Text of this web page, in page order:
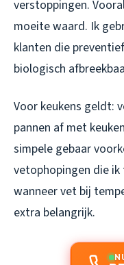
verstoppingen.
moeite waard. Ik
klanten die
biologisch
Voor keukens geldt:
pannen af met
simpele gebaar
vetophopingen die
wanneer vet bij
extra belangrijk.